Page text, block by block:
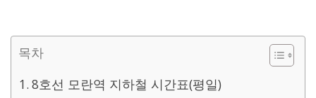
목차
8호선 모란역 지하철 시간표(평일)